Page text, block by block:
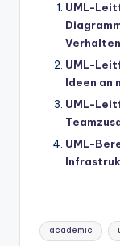
UML-
UML-
Ideen an
UML-
UML-
Tags:
academic